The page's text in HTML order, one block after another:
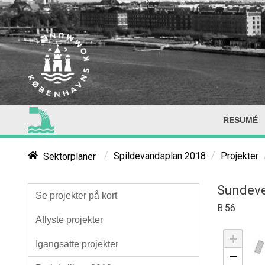
RESUMÉ
Sektorplaner / Spildevandsplan 2018 / Projekter
Se projekter på kort
Aflyste projekter
Igangsatte projekter
B.56
+
−